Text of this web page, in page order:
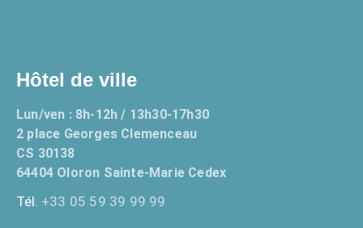
Hôtel de ville
Lun/ven : 8h-12h / 13h30-17h30
2 place Georges Clemenceau
CS 30138
64404 Oloron Sainte-Marie Cedex
Tél. +33 05 59 39 99 99